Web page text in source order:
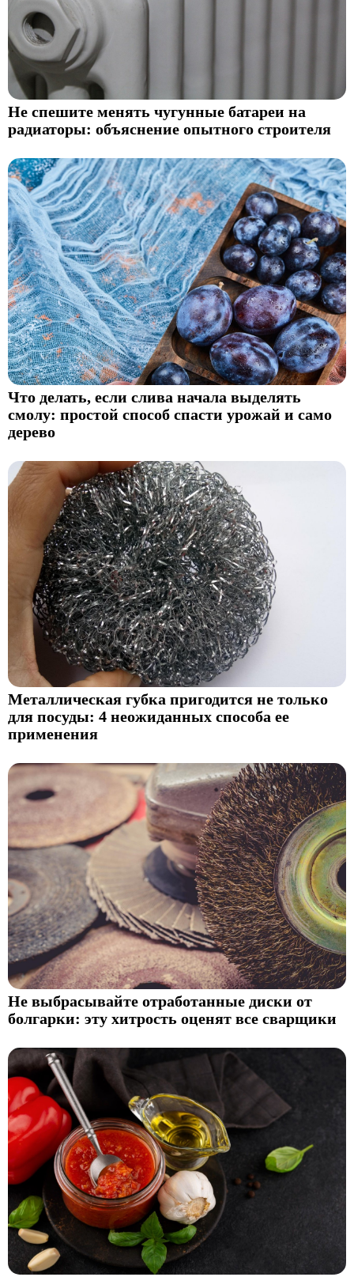
Не спешите менять чугунные батареи на
радиаторы: объяснение опытного строителя
Что делать, если слива начала выделять
смолу: простой способ спасти урожай и само
дерево
Металлическая губка пригодится не только
для посуды: 4 неожиданных способа ее
применения
Не выбрасывайте отработанные диски от
болгарки: эту хитрость оценят все сварщики